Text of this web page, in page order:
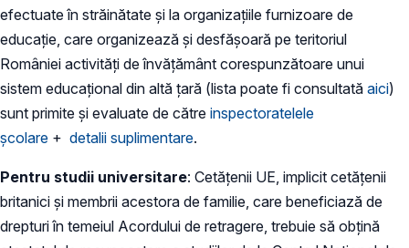
efectuate în străinătate şi la organizațiile furnizoare de
educaţie, care organizează şi desfăşoară pe teritoriul
României activități de învățământ corespunzătoare unui
sistem educaţional din altă ţară (lista poate fi consultată aici)
sunt primite şi evaluate de către inspectoratelele
şcolare + detalii suplimentare.
Pentru studii universitare: Cetățenii UE, implicit cetățenii
britanici și membrii acestora de familie, care beneficiază de
drepturi în temeiul Acordului de retragere, trebuie să obțină